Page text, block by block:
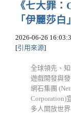
《七大罪
「伊麗莎
2026-06-26
[引用來源]
全球領先、
遊戲開發與
網石集團
Corporation)
多人開放世